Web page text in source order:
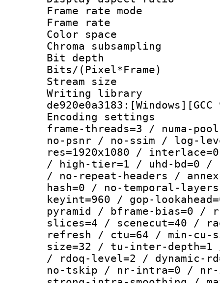
Frame rate
Frame rate
Color
Chroma
Bit depth
Bits/
Stream size :
Writing
Encoding
frame-threads=3 / numa-
no-psnr / no-ssim / log-
res=1920x1080 /
/ high-tier=1 / uhd-bd=0 /
/ no-repeat-headers /
hash=0 / no-temporal-
keyint=960 / gop-
pyramid / bframe-bias=0 /
slices=4 / scenecut=40 /
refresh / ctu=64 / min-cu-
size=32 / tu-inter-
/ rdoq-level=2 / dynamic-
no-tskip / nr-intra=0 /